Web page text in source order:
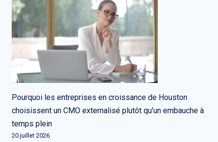
Pourquoi les entreprises en croissance de Houston
choisissent un CMO externalisé plutôt qu'un embauche à
temps plein
20 juillet 2026